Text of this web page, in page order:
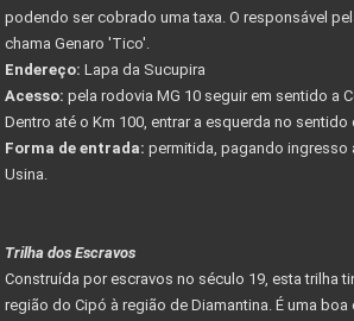
podendo ser cobrado uma taxa. O responsável
chama Genaro 'Tico'.
Endereço: Lapa da Sucupira
Acesso: pela rodovia MG 10 seguir em sentido a
Dentro até o Km 100, entrar a esquerda no
Forma de entrada: permitida, pagando ingresso
Usina.
Trilha dos Escravos
Construída por escravos no século 19, esta trilha
região do Cipó à região de Diamantina. É uma